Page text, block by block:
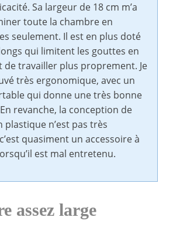
Sa largeur de 18 cm m’a
toute la chambre en
seulement. Il est en plus doté
qui limitent les gouttes en
travailler plus proprement. Je
très ergonomique, avec un
qui donne une très bonne
revanche, la conception de
plastique n’est pas très
quasiment un accessoire à
est mal entretenu.
assez large